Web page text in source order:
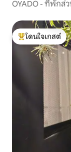
OYADO - ที่พักส่
โดนใจเกสต์ที่สุด
โดนใจเกสต์